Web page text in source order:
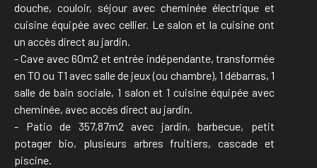
douche, couloir, séjour avec cheminée électrique et
cuisine équipée avec cellier. Le salon et la cuisine ont
un accès direct au jardin.
- Cave avec 60m2 et entrée indépendante, transformée
en T0 ou T1 avec salle de jeux (ou chambre), 1 débarras, 1
salle de bain sociale, 1 salon et 1 cuisine équipée avec
cheminée, avec accès direct au jardin.
- Patio de 357,87m2 avec jardin, barbecue, petit
potager bio, plusieurs arbres fruitiers, cascade et
piscine.